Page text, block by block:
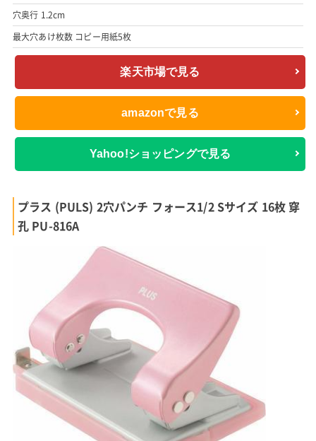
穴奥行 1.2cm
最大穴あけ枚数 コピー用紙5枚
楽天市場で見る
amazonで見る
Yahoo!ショッピングで見る
プラス (PULS) 2穴パンチ フォース1/2 Sサイズ 16枚 穿
孔 PU-816A